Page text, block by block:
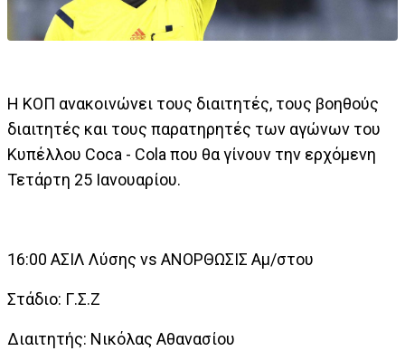
Η ΚΟΠ ανακοινώνει τους διαιτητές, τους βοηθούς
διαιτητές και τους παρατηρητές των αγώνων του
Κυπέλλου Coca - Cola που θα γίνουν την ερχόμενη
Τετάρτη 25 Ιανουαρίου.
16:00 ΑΣΙΛ Λύσης vs ΑΝΟΡΘΩΣΙΣ Αμ/στου
Στάδιο: Γ.Σ.Ζ
Διαιτητής: Νικόλας Αθανασίου